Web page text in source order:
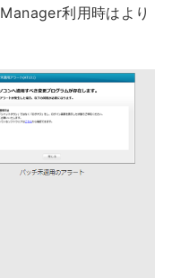
利用時はより